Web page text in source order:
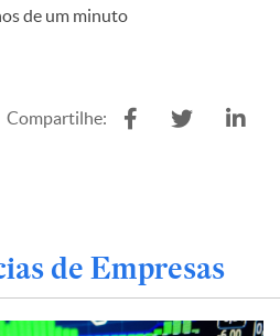
de um minuto
Compartilhe:
de Empresas